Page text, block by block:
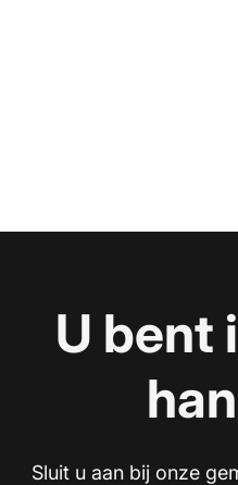
U bent
Sluit u aan bij onze